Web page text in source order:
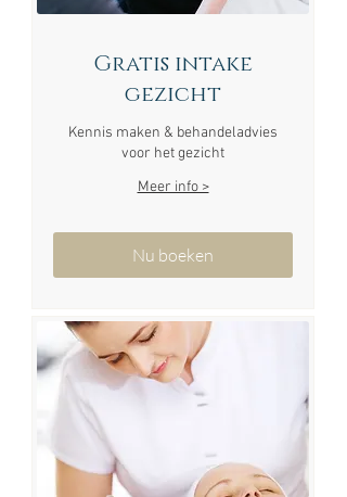
Gratis intake
gezicht
Kennis maken & behandeladvies
voor het gezicht
Meer info >
Nu boeken